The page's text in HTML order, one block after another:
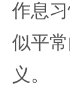
作息
似平
义。